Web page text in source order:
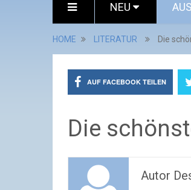
NEU
HOME LITERATUR Die
AUF FACEBOOK TEILEN
Die
Autor